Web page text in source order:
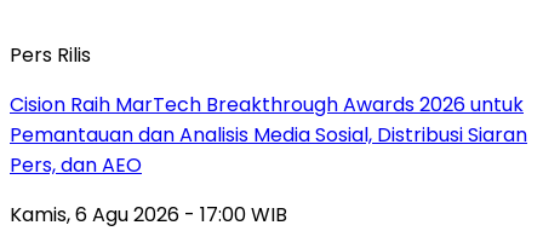
Pers Rilis
Cision Raih MarTech Breakthrough Awards 2026 untuk
Pemantauan dan Analisis Media Sosial, Distribusi Siaran
Pers, dan AEO
Kamis, 6 Agu 2026 - 17:00 WIB